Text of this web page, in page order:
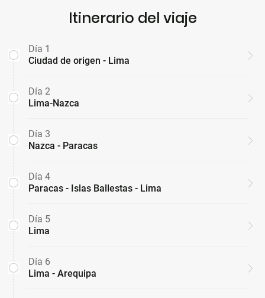
Itinerario del viaje
Día 1
Ciudad de origen - Lima
Día 2
Lima-Nazca
Día 3
Nazca - Paracas
Día 4
Paracas - Islas Ballestas - Lima
Día 5
Lima
Día 6
Lima - Arequipa